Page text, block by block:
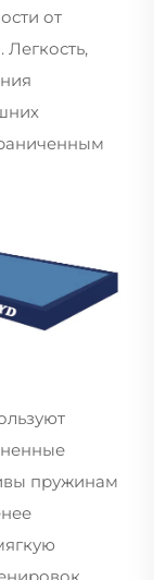
от
Легкость,
пружинам